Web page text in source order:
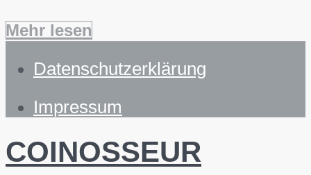
Mehr lesen
Datenschutzerklärung
Impressum
COINOSSEUR